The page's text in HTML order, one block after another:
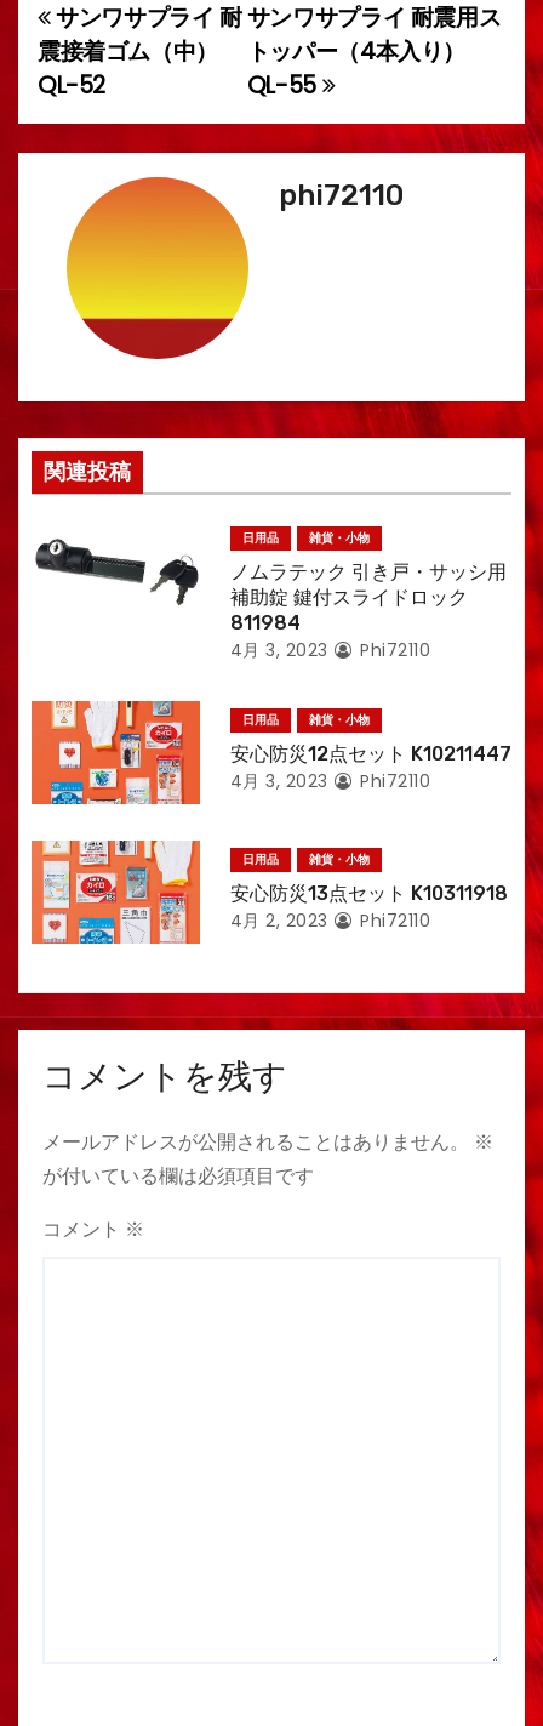
投
稿
ナ
ゲ
ー
ン
サンワサプライ 耐震用ス
トッパー（4本入り）
QL-55
サンワサプライ 耐
震接着ゴム（中）
QL-52
phi72110
関連投稿
日用品 雑貨・小物
ノムラテック 引き戸・サッシ用
補助錠 鍵付スライドロック
811984
4月 3, 2023 Phi72110
日用品 雑貨・小物
安心防災12点セット K10211447
4月 3, 2023 Phi72110
日用品 雑貨・小物
安心防災13点セット K10311918
4月 2, 2023 Phi72110
コメントを残す
メールアドレスが公開されることはありません。
※
が付いている欄は必須項目です
コメント ※